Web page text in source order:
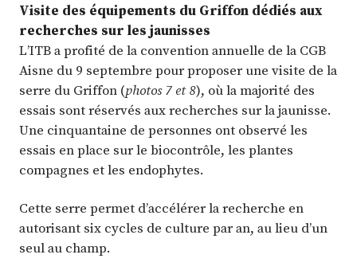
Visite des équipements du Griffon dédiés aux
recherches sur les jaunisses
L’ITB a profité de la convention annuelle de la CGB
Aisne du 9 septembre pour proposer une visite de la
serre du Griffon (photos 7 et 8), où la majorité des
essais sont réservés aux recherches sur la jaunisse.
Une cinquantaine de personnes ont observé les
essais en place sur le biocontrôle, les plantes
compagnes et les endophytes.
Cette serre permet d’accélérer la recherche en
autorisant six cycles de culture par an, au lieu d’un
seul au champ.